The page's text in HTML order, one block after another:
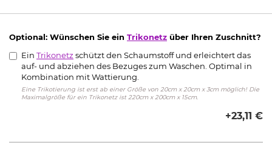
Optional: Wünschen Sie ein Trikonetz über Ihren Zuschnitt?
Ein Trikonetz schützt den Schaumstoff und erleichtert das
auf- und abziehen des Bezuges zum Waschen. Optimal in
Kombination mit Wattierung.
Eine Trikotierung ist erst ab einer Größe von 20cm x 20cm x 3cm möglich! Die
Maximalgröße für ein Trikonetz ist 220cm x 200cm x 15cm.
+23,11 €